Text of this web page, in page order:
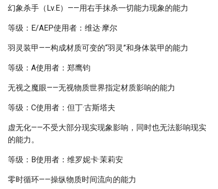
幻象杀手（Lv.E）——用右手抹杀一切能力现象的能力
等级：E/AEP使用者：维达·摩尔
羽灵装甲——构成材质可变的“羽灵”和身体装甲的能力
等级：A使用者：郑鹰钧
无视之魔眼——无视物质世界指定材质影响的能力
等级：C使用者：但丁·古斯塔夫
虚无化——不受大部分现实现象影响，同时也无法影响现实
的能力。
等级：B使用者：维罗妮卡·茉莉安
零时循环——操纵物质时间流向的能力